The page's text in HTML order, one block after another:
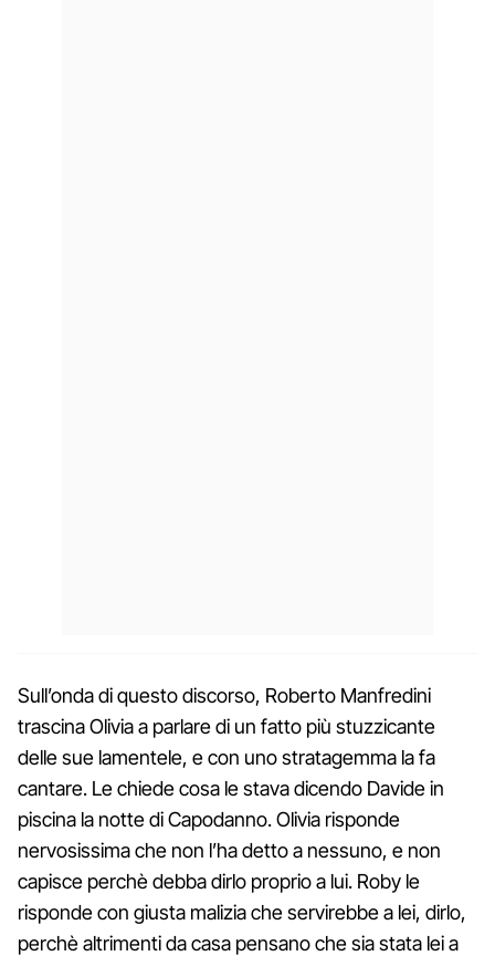
Sull’onda di questo discorso, Roberto Manfredini
trascina Olivia a parlare di un fatto più stuzzicante
delle sue lamentele, e con uno stratagemma la fa
cantare. Le chiede cosa le stava dicendo Davide in
piscina la notte di Capodanno. Olivia risponde
nervosissima che non l’ha detto a nessuno, e non
capisce perchè debba dirlo proprio a lui. Roby le
risponde con giusta malizia che servirebbe a lei, dirlo,
perchè altrimenti da casa pensano che sia stata lei a